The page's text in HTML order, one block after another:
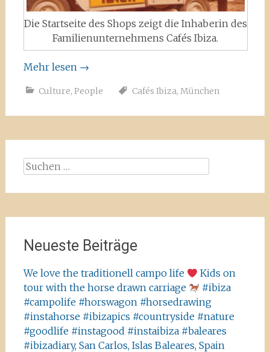
Die Startseite des Shops zeigt die Inhaberin des
Familienunternehmens Cafés Ibiza.
Mehr lesen →
Culture, People Cafés Ibiza, München
Suchen
nach:
Neueste Beiträge
We love the traditionell campo life
Kids on
tour with the horse drawn carriage
#ibiza
#campolife #horswagon #horsedrawing
#instahorse #ibizapics #countryside #nature
#goodlife #instagood #instaibiza #baleares
#ibizadiary, San Carlos, Islas Baleares, Spain